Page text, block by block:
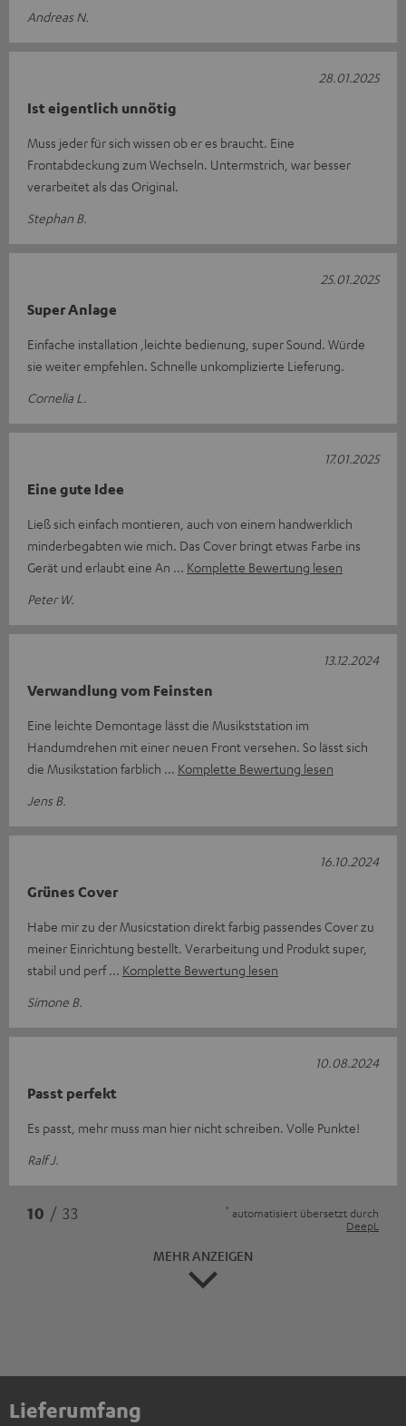
Andreas N.
Ist eigentlich unnötig
Muss jeder für sich wissen ob er es braucht. Eine
Frontabdeckung zum Wechseln. Untermstrich, war besser
verarbeitet als das Original.
Stephan B.
28.01.2025
Super Anlage
Einfache installation ,leichte bedienung, super Sound. Würde
sie weiter empfehlen. Schnelle unkomplizierte Lieferung.
Cornelia L.
25.01.2025
Eine gute Idee
Ließ sich einfach montieren, auch von einem handwerklich
minderbegabten wie mich. Das Cover bringt etwas Farbe ins
Gerät und erlaubt eine An
Komplette Bewertung lesen
Peter W.
17.01.2025
Verwandlung vom Feinsten
Eine leichte Demontage lässt die Musikststation im
Handumdrehen mit einer neuen Front versehen. So lässt sich
die Musikstation farblich
Komplette Bewertung lesen
Jens B.
13.12.2024
Grünes Cover
Habe mir zu der Musicstation direkt farbig passendes Cover zu
meiner Einrichtung bestellt. Verarbeitung und Produkt super,
stabil und perf
Komplette Bewertung lesen
Simone B.
16.10.2024
Passt perfekt
Es passt, mehr muss man hier nicht schreiben. Volle Punkte!
Ralf J.
10.08.2024
10 / 33 * automatisiert übersetzt durch
DeepL
MEHR ANZEIGEN
Lieferumfang